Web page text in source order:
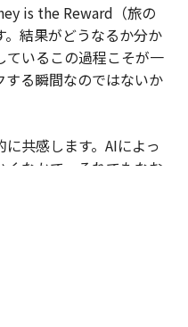
is the Reward（旅の
結果がどうなるか分か
ているこの過程こそが一
る瞬間なのではないか
共感します。AIによっ
なかで、それでもなお